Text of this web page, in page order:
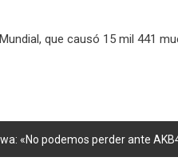
que causó 15 mil 441
«No podemos perder ante